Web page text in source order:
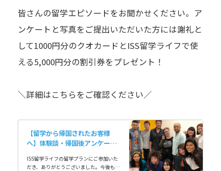
皆さんの留学エピソードをお聞かせください。ア
ンケートと写真をご提出いただいた方には謝礼と
して1000円分のクオカードとISS留学ライフで使
える5,000円分の割引券をプレゼント！
＼詳細はこちらをご確認ください／
【留学から帰国されたお客様
へ】体験談・帰国後アンケート
ISS留学ライフの留学プランにご参加いた
だき、ありがとうございました。今後も多